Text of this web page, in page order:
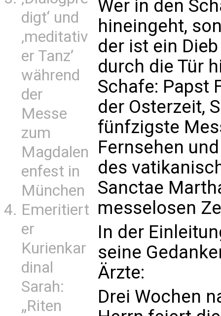
digt‘ und
‚meditativ
er Tanz’
während
der
Messe
zum
Magdalen
enfest in
München
Emeritiert
er
Kurienkar
dinal
Sarah:
„Riten
Wer in den
hineingeht,
der ist ein
durch die Tür
Schafe: Papst
der Osterzeit,
fünfzigste
Fernsehen
des
Sanctae
messelosen
In der
seine
Ärzte:
Drei Wochen